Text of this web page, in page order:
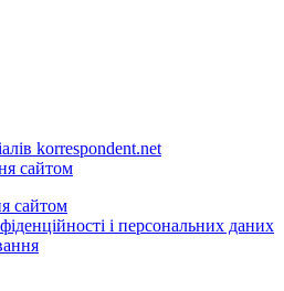
korrespondent.net
сайтом
сайтом
і персональних даних